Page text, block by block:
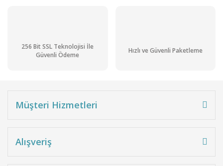
256 Bit SSL Teknolojisi İle
Güvenli Ödeme
Hızlı ve Güvenli Paketleme
Müşteri Hizmetleri
Alışveriş